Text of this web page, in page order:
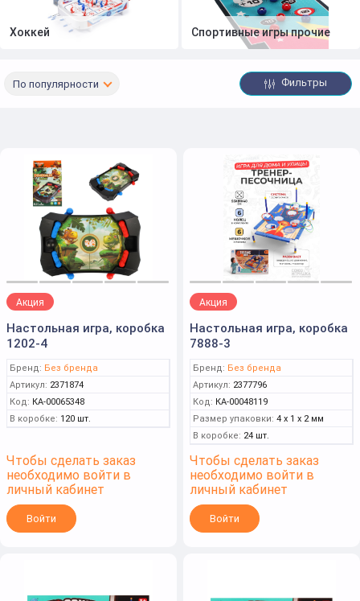
Хоккей Спортивные игры прочие
По популярности Фильтры
Акция
Настольная игра, коробка
1202-4
Бренд: Без бренда
Артикул: 2371874
Код: КА-00065348
В коробке: 120 шт.
Чтобы сделать заказ
необходимо войти в
личный кабинет
Войти
Акция
Настольная игра, коробка
7888-3
Бренд: Без бренда
Артикул: 2377796
Код: КА-00048119
Размер упаковки: 4 x 1 x 2 мм
В коробке: 24 шт.
Чтобы сделать заказ
необходимо войти в
личный кабинет
Войти